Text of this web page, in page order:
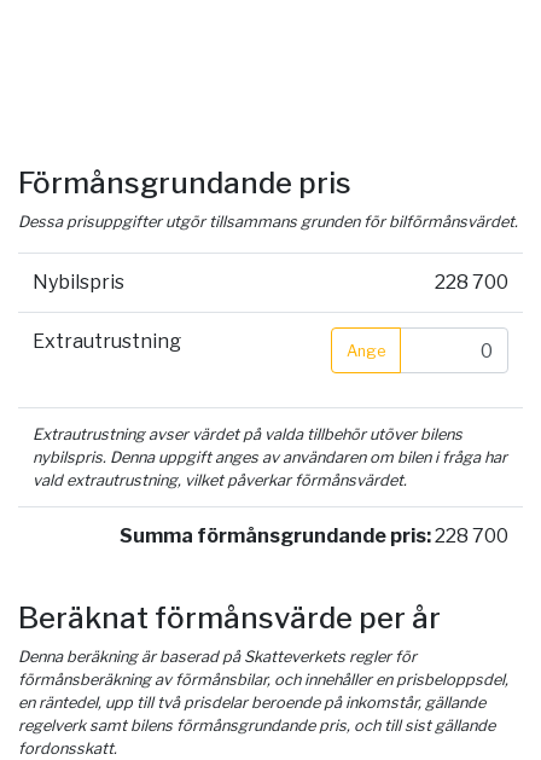
Förmånsgrundande pris
Dessa prisuppgifter utgör tillsammans grunden för bilförmånsvärdet.
Nybilspris 228 700
Extrautrustning Ange
Extrautrustning avser värdet på valda tillbehör utöver bilens
nybilspris. Denna uppgift anges av användaren om bilen i fråga har
vald extrautrustning, vilket påverkar förmånsvärdet.
Summa förmånsgrundande pris:228 700
Beräknat förmånsvärde per år
Denna beräkning är baserad på Skatteverkets regler för
förmånsberäkning av förmånsbilar, och innehåller en prisbeloppsdel,
en räntedel, upp till två prisdelar beroende på inkomstår, gällande
regelverk samt bilens förmånsgrundande pris, och till sist gällande
fordonsskatt.